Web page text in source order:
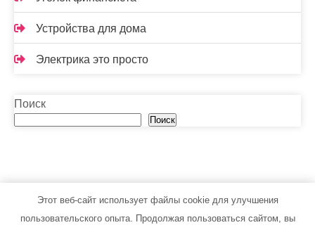
Устройства для дома
Электрика это просто
Поиск
Поиск
toolsib.ru - Работает на WordPress
Этот веб-сайт использует файлы cookie для улучшения
пользовательского опыта. Продолжая пользоваться сайтом, вы